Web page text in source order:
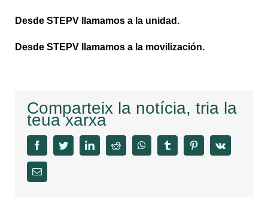
Desde STEPV llamamos a la unidad.
Desde STEPV llamamos a la movilización.
Comparteix la notícia, tria la
teua xarxa
facebooktwitter linkedinreddit whatsapptumblr pinterestvk
Email